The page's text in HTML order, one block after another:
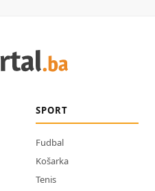
SPORT
Fudbal
Košarka
Tenis